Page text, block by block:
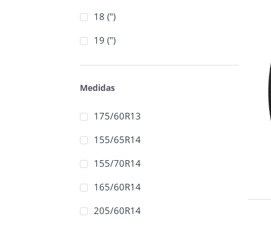
18 (")
19 (")
Medidas
175/60R13
155/65R14
155/70R14
165/60R14
205/60R14